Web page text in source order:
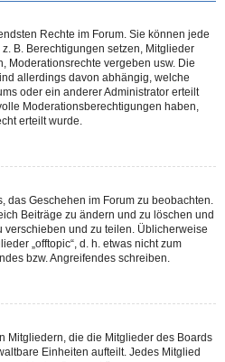
Rechte im Forum. Sie können jede
B. Berechtigungen setzen, Mitglieder
Moderationsrechte vergeben usw. Die
allerdings davon abhängig, welche
oder ein anderer Administrator erteilt
Moderationsberechtigungen haben,
erteilt wurde.
das Geschehen im Forum zu beobachten.
Beiträge zu ändern und zu löschen und
verschieben und zu teilen. Üblicherweise
„offtopic“, d. h. etwas nicht zum
bzw. Angreifendes schreiben.
Mitgliedern, die die Mitglieder des Boards
Einheiten aufteilt. Jedes Mitglied